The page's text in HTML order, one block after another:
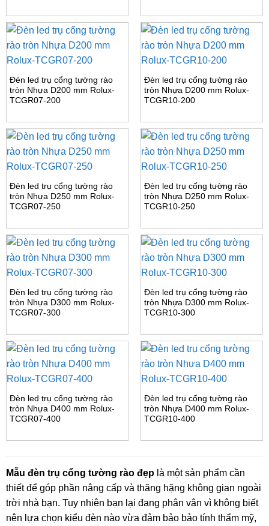
Đèn led trụ cổng tường rào
tròn Nhựa D200 mm Rolux-
TCGR07-200
Đèn led trụ cổng tường rào
tròn Nhựa D200 mm Rolux-
TCGR10-200
Đèn led trụ cổng tường rào
tròn Nhựa D250 mm Rolux-
TCGR07-250
Đèn led trụ cổng tường rào
tròn Nhựa D250 mm Rolux-
TCGR10-250
Đèn led trụ cổng tường rào
tròn Nhựa D300 mm Rolux-
TCGR07-300
Đèn led trụ cổng tường rào
tròn Nhựa D300 mm Rolux-
TCGR10-300
Đèn led trụ cổng tường rào
tròn Nhựa D400 mm Rolux-
TCGR07-400
Đèn led trụ cổng tường rào
tròn Nhựa D400 mm Rolux-
TCGR10-400
Mẫu đèn trụ cổng tường rào đẹp là một sản phẩm cần
thiết để góp phần nâng cấp và thăng hặng không gian ngoài
trời nhà bạn. Tuy nhiên bạn lại đang phân vân vì không biết
nên lựa chọn kiểu đèn nào vừa đảm bảo bảo tính thẩm mỹ,